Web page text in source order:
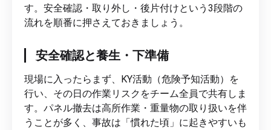
す。安全確認・取り外し・後片付けという3段階の
流れを順番に押さえておきましょう。
安全確認と養生・下準備
現場に入ったらまず、KY活動（危険予知活動）を
行い、その日の作業リスクをチーム全員で共有しま
す。パネル撤去は高所作業・重量物の取り扱いを伴
うことが多く、事故は「慣れた頃」に起きやすいも